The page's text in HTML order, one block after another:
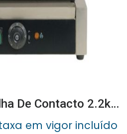
Tostadeira / Grelha De Contacto 2.2kW 430x370x210mm
em vigor incluído